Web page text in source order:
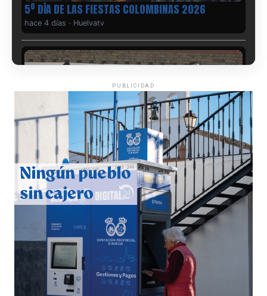
5º DÍA DE LAS FIESTAS COLOMBINAS 2026
hace 4 días · Huelvatv
CUARTA CORRIDA DE LAS FIESTAS COLOMBINAS
2026
hace 4 días·Huelvatv
PUBLICIDAD